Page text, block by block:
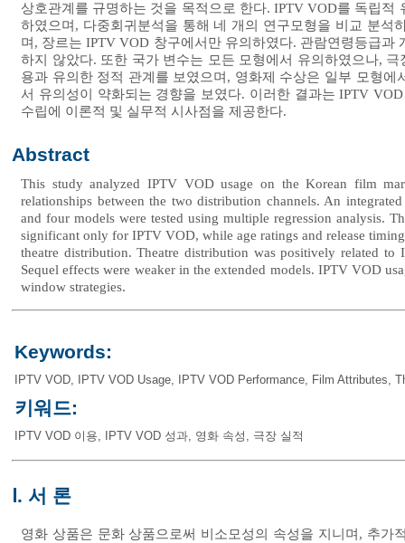
상호관계를 규명하는 것을 목적으로 한다. IPTV VOD를 독립
하였으며, 다중회귀분석을 통해 네 개의 연구모형을 비교 분
며, 장르는 IPTV VOD 창구에서만 유의하였다. 관람연령등급
하지 않았다. 또한 국가 변수는 모든 모형에서 유의하였으나,
용과 유의한 정적 관계를 보였으며, 영화제 수상은 일부 모형
서 유의성이 약화되는 경향을 보였다. 이러한 결과는 IPTV
수립에 이론적 및 실무적 시사점을 제공한다.
Abstract
This study analyzed IPTV VOD usage on the Korean film
relationships between the two distribution channels. An
and four models were tested using multiple regression analysis.
significant only for IPTV VOD, while age ratings and release
theatre distribution. Theatre distribution was positively related
Sequel effects were weaker in the extended models. IPTV VOD
window strategies.
Keywords:
IPTV VOD, IPTV VOD Usage, IPTV VOD Performance, Film Attributes,
키워드:
IPTV VOD 이용, IPTV VOD 성과, 영화 속성 , 극장 실적
Ⅰ. 서 론
영화 상품은 문화 상품으로써 비소모성의 속성을 지니며, 추가